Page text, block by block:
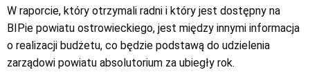
W raporcie, który otrzymali radni i który jest dostępny na
BIPie powiatu ostrowieckiego, jest między innymi informacja
o realizacji budżetu, co będzie podstawą do udzielenia
zarządowi powiatu absolutorium za ubiegły rok.